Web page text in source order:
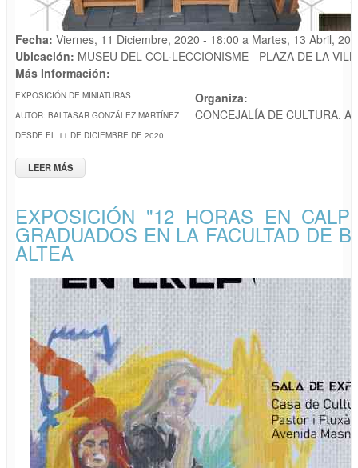
Fecha: Viernes, 11 Diciembre, 2020 - 18:00 a Martes, 13 Abril,
Ubicación: MUSEU DEL COL·LECCIONISME - PLAZA DE LA
Más Información:
EXPOSICIÓN DE MINIATURAS
AUTOR: BALTASAR GONZÁLEZ MARTÍNEZ
DESDE EL 11 DE DICIEMBRE DE 2020
Organiza:
CONCEJALÍA DE CULTURA.
LEER MÁS
EXPOSICIÓN "12 HORAS EN
GRADUADOS EN LA FACULTAD DE
ALTEA